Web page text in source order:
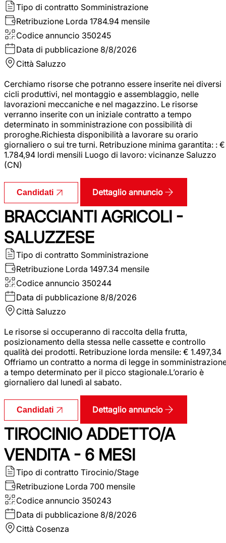
Tipo di contratto Somministrazione
Retribuzione Lorda 1784.94 mensile
Codice annuncio 350245
Data di pubblicazione 8/8/2026
Città Saluzzo
Cerchiamo risorse che potranno essere inserite nei diversi
cicli produttivi, nel montaggio e assemblaggio, nelle
lavorazioni meccaniche e nel magazzino. Le risorse
verranno inserite con un iniziale contratto a tempo
determinato in somministrazione con possibilità di
proroghe.Richiesta disponibilità a lavorare su orario
giornaliero o sui tre turni. Retribuzione minima garantita: : €
1.784,94 lordi mensili Luogo di lavoro: vicinanze Saluzzo
(CN)
Candidati Dettaglio annuncio
BRACCIANTI AGRICOLI -
SALUZZESE
Tipo di contratto Somministrazione
Retribuzione Lorda 1497.34 mensile
Codice annuncio 350244
Data di pubblicazione 8/8/2026
Città Saluzzo
Le risorse si occuperanno di raccolta della frutta,
posizionamento della stessa nelle cassette e controllo
qualità dei prodotti. Retribuzione lorda mensile: € 1.497,34
Offriamo un contratto a norma di legge in
a tempo determinato per il picco stagionale.L’orario è
giornaliero dal lunedì al sabato.
Candidati Dettaglio annuncio
TIROCINIO ADDETTO/A
VENDITA - 6 MESI
Tipo di contratto Tirocinio/Stage
Retribuzione Lorda 700 mensile
Codice annuncio 350243
Data di pubblicazione 8/8/2026
Città Cosenza